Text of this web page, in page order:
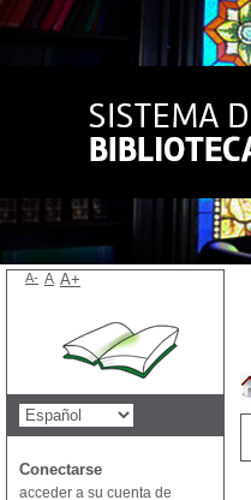
A- A A+
Conectarse
acceder a su cuenta de